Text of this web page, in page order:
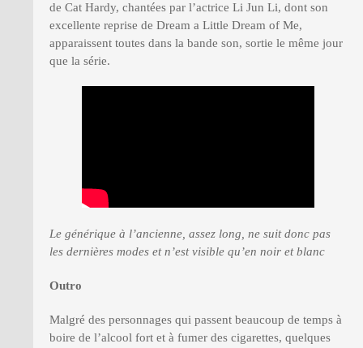
de Cat Hardy, chantées par l’actrice Li Jun Li, dont son
excellente reprise de Dream a Little Dream of Me,
apparaissent toutes dans la bande son, sortie le même jour
que la série.
Le générique à l’ancienne, assez long, ne suit donc pas
les dernières modes et n’est visible qu’en noir et blanc
Outro
Malgré des personnages qui passent beaucoup de temps à
boire de l’alcool fort et à fumer des cigarettes, quelques